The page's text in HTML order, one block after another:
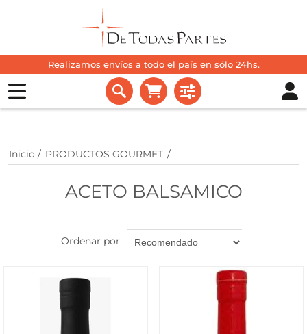
Realizamos envíos a todo el país en sólo 24hs.
Inicio / PRODUCTOS GOURMET /
ACETO BALSAMICO
Ordenar por